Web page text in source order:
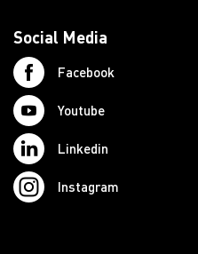
Social Media
Facebook
Youtube
Linkedin
Instagram